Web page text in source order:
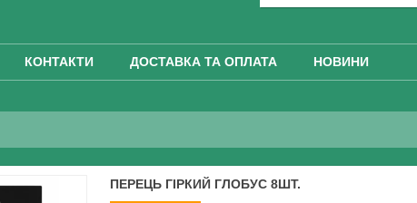
КОНТАКТИ ДОСТАВКА ТА ОПЛАТА НОВИНИ
ПЕРЕЦЬ ГІРКИЙ ГЛОБУС 8ШТ.